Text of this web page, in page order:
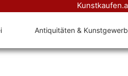
Antiquitäten &